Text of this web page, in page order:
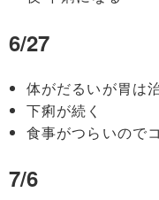
6/27
体がだるいが胃は
下痢が続く
食事がつらいので
7/6